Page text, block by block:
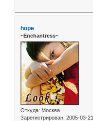
hope
~Enchantress~
Откуда: Москва
Зарегистрирован: 2005-03-21